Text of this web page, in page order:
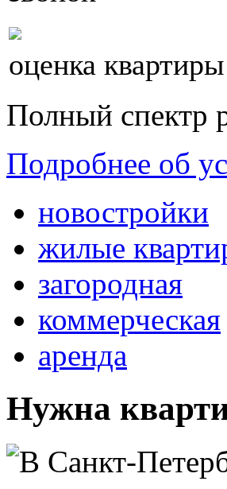
оценка квартиры
Полный спектр
Подробнее об
новостройки
жилые
загородная
коммерческая
аренда
Нужна